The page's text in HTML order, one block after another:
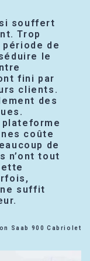
souffert
Trop
période de
le
fini par
clients.
des
plateforme
coûte
de
n’ont tout
ne suffit
Saab 900 Cabriolet